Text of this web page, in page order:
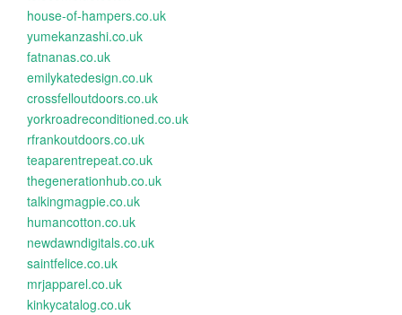
house-of-hampers.co.uk
yumekanzashi.co.uk
fatnanas.co.uk
emilykatedesign.co.uk
crossfelloutdoors.co.uk
yorkroadreconditioned.co.uk
rfrankoutdoors.co.uk
teaparentrepeat.co.uk
thegenerationhub.co.uk
talkingmagpie.co.uk
humancotton.co.uk
newdawndigitals.co.uk
saintfelice.co.uk
mrjapparel.co.uk
kinkycatalog.co.uk